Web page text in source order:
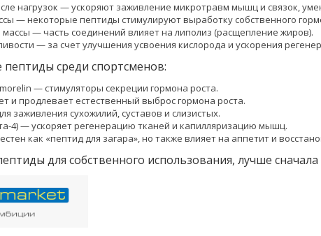
нагрузок — ускоряют заживление микротравм мышц и связок,
— некоторые пептиды стимулируют выработку собственного
— часть соединений влияет на липолиз (расщепление жиров).
— за счет улучшения усвоения кислорода и ускорения
среди спортсменов:
— стимуляторы секреции гормона роста.
и продлевает естественный выброс гормона роста.
заживления сухожилий, суставов и слизистых.
4) — ускоряет регенерацию тканей и капилляризацию мышц.
как «пептид для загара», но также влияет на аппетит и
для собственного использования, лучше